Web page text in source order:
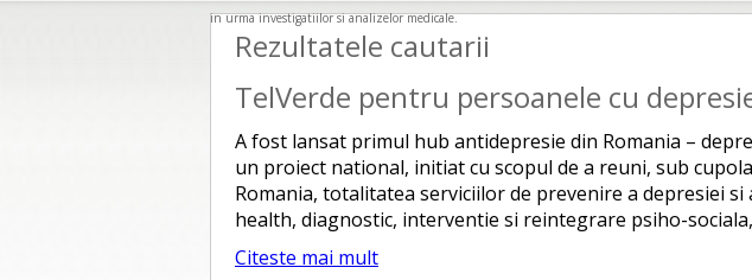
in urma investigatiilor si analizelor medicale.
Rezultatele cautarii
TelVerde pentru persoanele cu
A fost lansat primul hub antidepresie din Romania –
un proiect national, initiat cu scopul de a reuni, sub
Romania, totalitatea serviciilor de prevenire a depresiei si
health, diagnostic, interventie si reintegrare psiho-
Citeste mai mult